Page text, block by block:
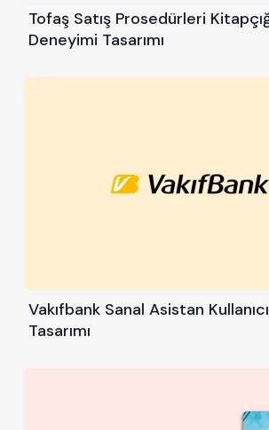
Tofaş Satış Prosedürleri
Deneyimi Tasarımı
Vakıfbank Sanal Asistan
Tasarımı